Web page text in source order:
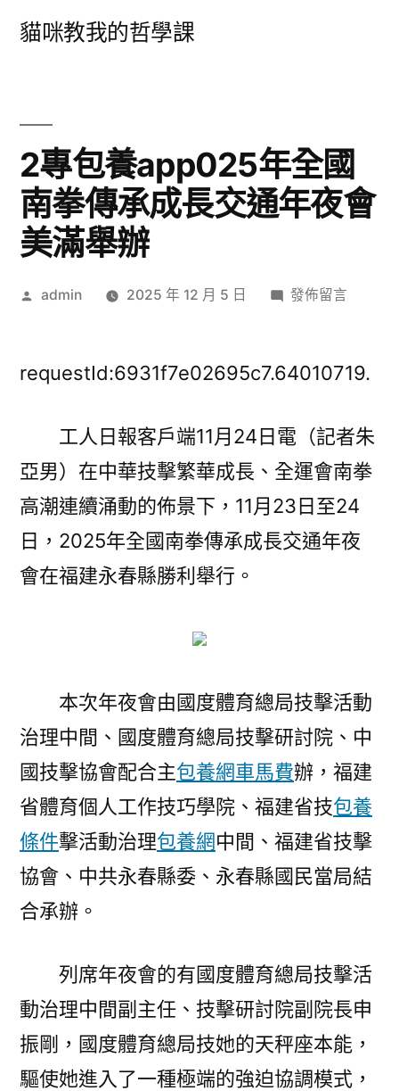
貓咪教我的哲學課
2專包養app025年全國
南拳傳承成長交通年夜會
美滿舉辦
作
admin 2025 年 12 月 5 日
在
包
年
全
國
南
拳
通
夜
會
美
滿
舉
辦〉
發佈留言
requestId:6931f7e02695c7.64010719.
工人日報客戶端11月24日電（記者朱
亞男）在中華技擊繁華成長、全運會南拳
高潮連續涌動的佈景下，11月23日至24
日，2025年全國南拳傳承成長交通年夜
會在福建永春縣勝利舉行。
本次年夜會由國度體育總局技擊活動
治理中間、國度體育總局技擊研討院、中
國技擊協會配合主包養網車馬費辦，福建
省體育個人工作技巧學院、福建省技包養
條件擊活動治理包養網中間、福建省技擊
協會、中共永春縣委、永春縣國民當局結
合承辦。
列席年夜會的有國度體育總局技擊活
動治理中間副主任、技擊研討院副院長申
振剛，國度體育總局技她的天秤座本能，
驅使她進入了一種極端的強迫協調模式，